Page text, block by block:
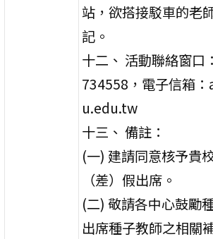
站，欲搭接駁車的老
記。
十二、 活動聯絡窗口
734558，電子信箱
u.edu.tw
十三、 備註：
(一) 建請同意核予貴
（差）假出席。
(二) 敬請各中心鼓勵
出席種子教師之相關